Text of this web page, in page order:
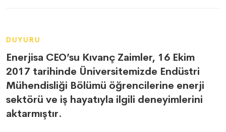
DUYURU
Enerjisa CEO’su Kıvanç Zaimler, 16 Ekim
2017 tarihinde Üniversitemizde Endüstri
Mühendisliği Bölümü öğrencilerine enerji
sektörü ve iş hayatıyla ilgili deneyimlerini
aktarmıştır.